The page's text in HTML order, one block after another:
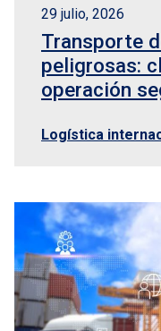
29 julio, 2026
Transporte
peligrosas:
operación
Logística